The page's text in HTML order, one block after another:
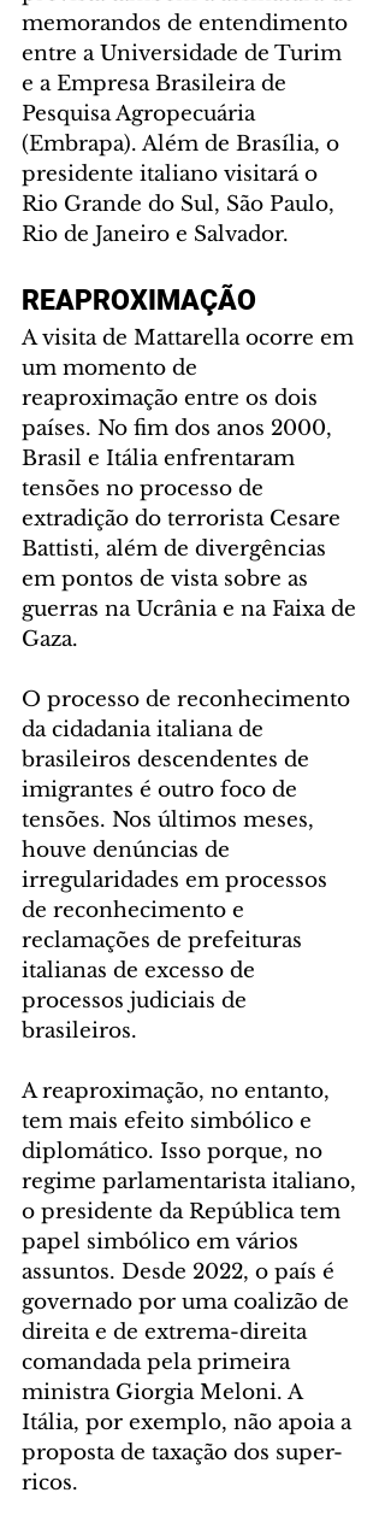
memorandos de entendimento
entre a Universidade de Turim
e a Empresa Brasileira de
Pesquisa Agropecuária
(Embrapa). Além de Brasília, o
presidente italiano visitará o
Rio Grande do Sul, São Paulo,
Rio de Janeiro e Salvador.
REAPROXIMAÇÃO
A visita de Mattarella ocorre em
um momento de
reaproximação entre os dois
países. No fim dos anos 2000,
Brasil e Itália enfrentaram
tensões no processo de
extradição do terrorista Cesare
Battisti, além de divergências
em pontos de vista sobre as
guerras na Ucrânia e na Faixa de
Gaza.
O processo de reconhecimento
da cidadania italiana de
brasileiros descendentes de
imigrantes é outro foco de
tensões. Nos últimos meses,
houve denúncias de
irregularidades em processos
de reconhecimento e
reclamações de prefeituras
italianas de excesso de
processos judiciais de
brasileiros.
A reaproximação, no entanto,
tem mais efeito simbólico e
diplomático. Isso porque, no
regime parlamentarista italiano,
o presidente da República tem
papel simbólico em vários
assuntos. Desde 2022, o país é
governado por uma coalizão de
direita e de extrema-direita
comandada pela primeira
ministra Giorgia Meloni. A
Itália, por exemplo, não apoia a
proposta de taxação dos super-
ricos.